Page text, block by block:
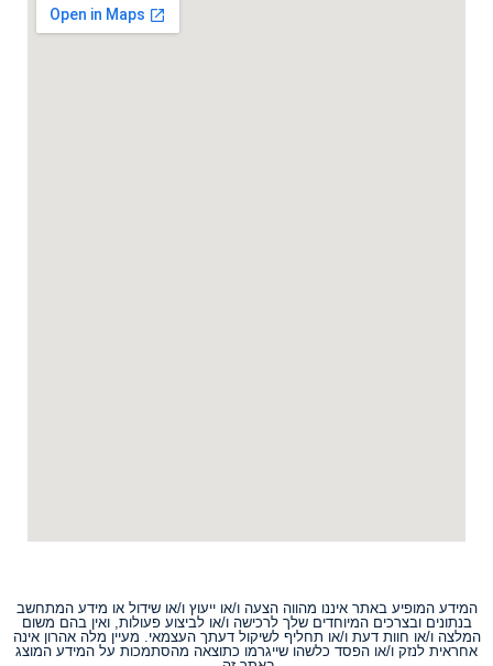
המידע המופיע באתר איננו מהווה הצעה ו/או ייעוץ ו/או שידול או מידע המתחשב
בנתונים ובצרכים המיוחדים שלך לרכישה ו/או לביצוע פעולות, ואין בהם משום
המלצה ו/או חוות דעת ו/או תחליף לשיקול דעתך העצמאי. מעיין מלה אהרון אינה
אחראית לנזק ו/או הפסד כלשהו שייגרמו כתוצאה מהסתמכות על המידע המוצג